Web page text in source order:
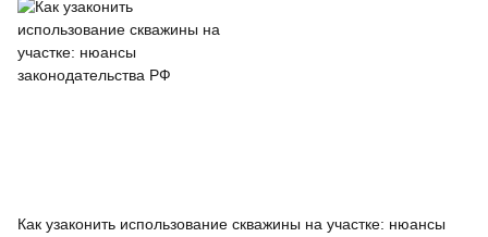
Как узаконить использование скважины на участке: нюансы